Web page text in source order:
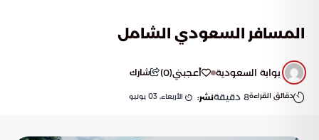
المسافر السعودي الشامل
بوابة السعودية أعجبني(
0
) شارك
دقائق القراءة8 دقيقةنشر: الأربعاء, 03 يونيو